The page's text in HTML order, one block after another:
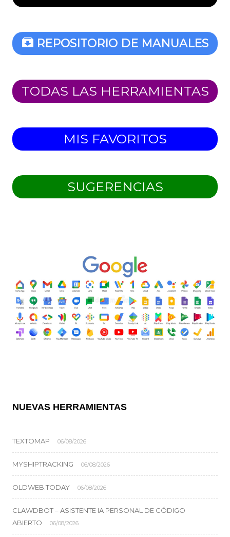
REPOSITORIO DE MANUALES
TODAS LAS HERRAMIENTAS
MIS FAVORITOS
SUGERENCIAS
NUEVAS HERRAMIENTAS
TEXTOMAP 06/08/2026
MYSHIPTRACKING 06/08/2026
OLDWEB.TODAY 06/08/2026
CLAWDBOT – ASISTENTE IA PERSONAL DE CÓDIGO
ABIERTO
06/08/2026